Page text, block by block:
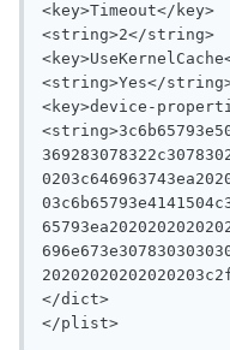
<key>Timeout</key>
<string>2</string>
<string>Yes</
<key>device-
</dict>